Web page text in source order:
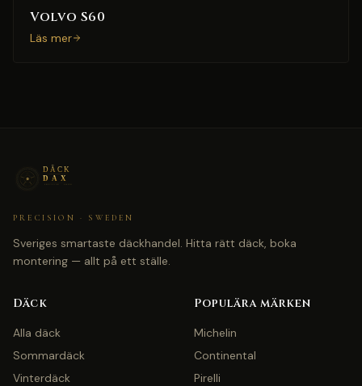
Volvo S60
Läs mer
PRECISION · SWEDEN
Sveriges smartaste däckhandel. Hitta rätt däck, boka
montering — allt på ett ställe.
Däck
Alla däck
Sommardäck
Vinterdäck
Populära märken
Michelin
Continental
Pirelli